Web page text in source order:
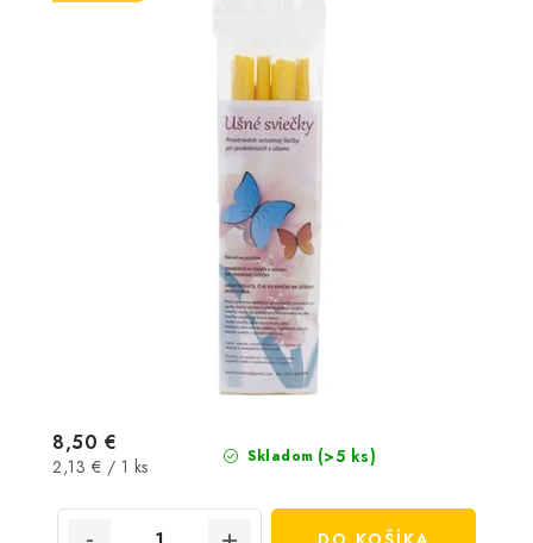
Skladom (>5 ks)
8,50 €
Jednotková
2,13 € / 1 ks